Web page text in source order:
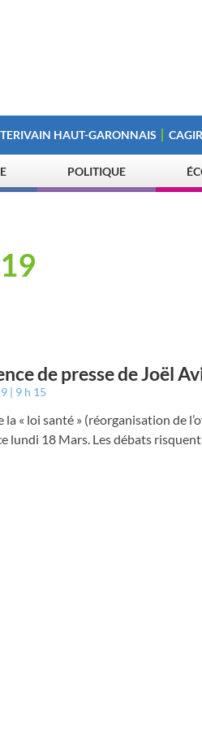
HAUT-GARONNAIS
POLITIQUE
de presse de Joël
9 h 15
la « loi santé » (réorganisation de
lundi 18 Mars. Les débats